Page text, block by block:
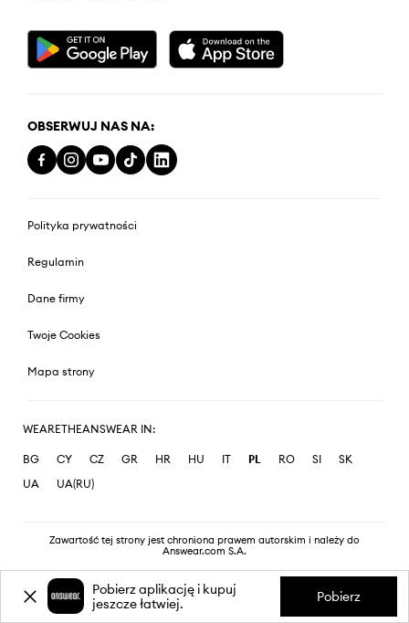
OBSERWUJ NAS NA:
Polityka prywatności
Regulamin
Dane firmy
Twoje Cookies
Mapa strony
WEARETHEANSWEAR IN:
BG CY CZ GR HR HU IT PL RO SI
SK
UA
UA(RU)
Zawartość tej strony jest chroniona prawem autorskim i należy do
Answear.com S.A.
Pobierz aplikację i kupuj
jeszcze łatwiej.
Pobierz